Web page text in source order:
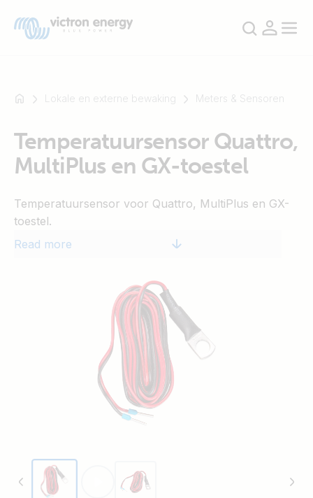
example
Multiplus-
Lokale en externe bewaking Meters & Sensoren
Temperatuursensor Quattro,
MultiPlus en GX-toestel
Temperatuursensor voor Quattro, MultiPlus en GX-
toestel.
Read more